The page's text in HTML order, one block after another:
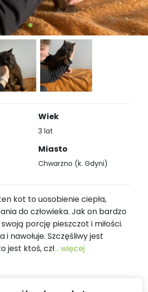
Wiek
3 lat
Miasto
Chwarzno (k. Gdyni)
kot to uosobienie ciepła,
do człowieka. Jak on bardzo
porcję pieszczot i miłości.
i nawołuje. Szczęśliwy jest
jest ktoś, czł... więcej